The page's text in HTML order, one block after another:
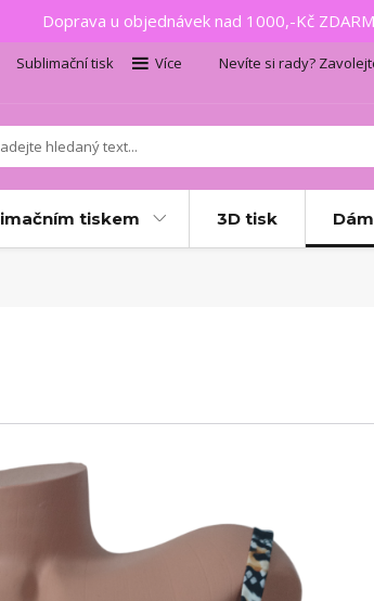
Doprava u objednávek nad 1000,-Kč
Sublimační tisk
Více
Nevíte si rady?
tiskem 3D tisk